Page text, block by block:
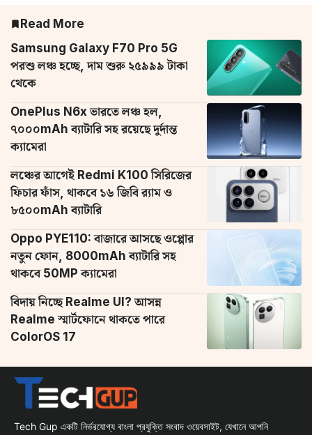
Read More
Samsung Galaxy F70 Pro 5G
পরশু লঞ্চ হচ্ছে, দাম শুরু ২৫৯৯৯ টাকা
থেকে
OnePlus N6x ভারতে লঞ্চ হল,
৭০০০mAh ব্যাটারি সহ রয়েছে দুর্দান্ত
ক্যামেরা
লঞ্চের আগেই Redmi K100 সিরিজের
ফিচার ফাঁস, থাকবে ১৬ জিবি র‌্যাম ও
৮৫০০mAh ব্যাটারি
Oppo PYE110: বাজারে আসছে ওপ্পোর
নতুন ফোন, 8000mAh ব্যাটারি সহ
থাকবে 50MP ক্যামেরা
বিদায় নিচ্ছে Realme UI? আসন্ন
Realme স্মার্টফোনে থাকতে পারে
ColorOS 17
Tech Gup একটি নির্ভরযোগ্য বাংলা প্রযুক্তি সংবাদ ওয়েবসাইট, যেখানে আপনি